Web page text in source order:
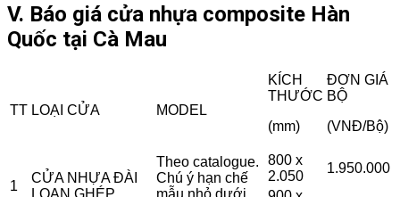
V. Báo giá cửa nhựa composite Hàn
Quốc tại Cà Mau
TT LOẠI CỬA MODEL
KÍCH
THƯỚC
(mm)
ĐƠN GIÁ
BỘ
(VNĐ/Bộ)
1
CỬA NHỰA ĐÀI
LOAN GHÉP
Theo catalogue.
Chú ý hạn chế
mẫu nhỏ dưới
800 x
2.050
1.950.000